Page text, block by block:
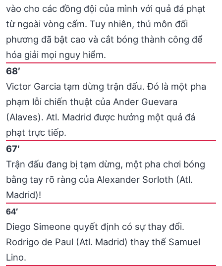
vào cho các đồng đội của mình với quả đá phạt
từ ngoài vòng cấm. Tuy nhiên, thủ môn đối
phương đã bật cao và cắt bóng thành công để
hóa giải mọi nguy hiểm.
68′
Victor Garcia tạm dừng trận đấu. Đó là một pha
phạm lỗi chiến thuật của Ander Guevara
(Alaves). Atl. Madrid được hưởng một quả đá
phạt trực tiếp.
67′
Trận đấu đang bị tạm dừng, một pha chơi bóng
bằng tay rõ ràng của Alexander Sorloth (Atl.
Madrid)!
64′
Diego Simeone quyết định có sự thay đổi.
Rodrigo de Paul (Atl. Madrid) thay thế Samuel
Lino.